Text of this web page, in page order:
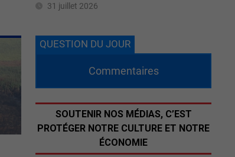
31 juillet 2026
QUESTION DU JOUR
Commentaires
SOUTENIR NOS MÉDIAS, C’EST
PROTÉGER NOTRE CULTURE ET NOTRE
ÉCONOMIE